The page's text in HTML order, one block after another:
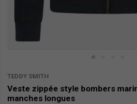
TEDDY SMITH
Veste zippée style bombers
manches longues